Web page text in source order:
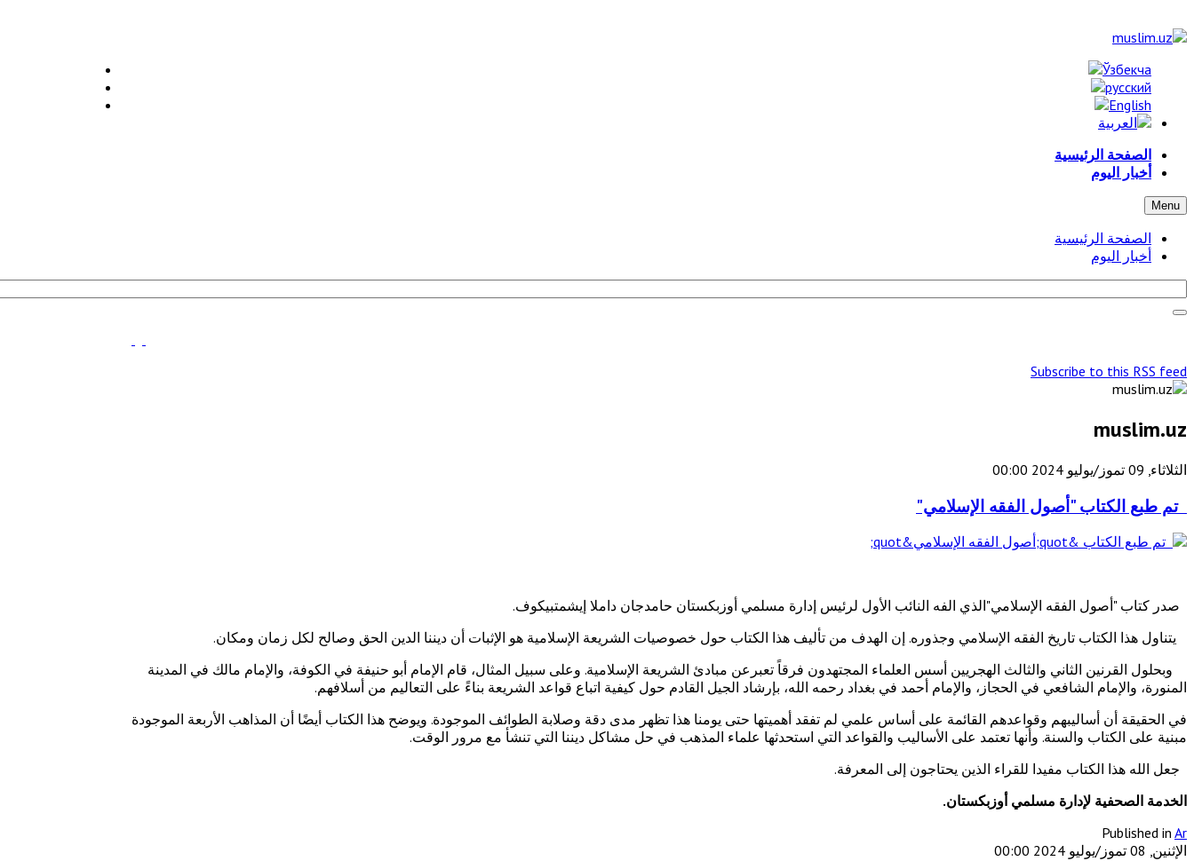
الصفحة الرئيسية
أخبار اليوم
Menu
الصفحة الرئيسية
أخبار اليوم
Subscribe to this RSS feed
muslim.uz
الثلاثاء, 09 تموز/يوليو 2024 00:00
تم طبع الكتاب "أصول الفقه الإسلامي"
صدر كتاب "أصول الفقه الإسلامي"الذي الفه النائب الأول لرئيس إدارة مسلمي أوزبكستان حامدجان داملا إيشمتبيكوف.
يتناول هذا الكتاب تاريخ الفقه الإسلامي وجذوره. إن الهدف من تأليف هذا الكتاب حول خصوصيات الشريعة الإسلامية هو الإثبات أن ديننا الدين الحق وصالح لكل زمان ومكان.
وبحلول القرنين الثاني والثالث الهجريين أسس العلماء المجتهدون فرقاً تعبرعن مبادئ الشريعة الإسلامية. وعلى سبيل المثال، قام الإمام أبو حنيفة في الكوفة، والإمام مالك في المدينة
المنورة، والإمام الشافعي في الحجاز، والإمام أحمد في بغداد رحمه الله، بإرشاد الجيل القادم حول كيفية اتباع قواعد الشريعة بناءً على التعاليم من أسلافهم.
في الحقيقة أن أساليبهم وقواعدهم القائمة على أساس علمي لم تفقد أهميتها حتى يومنا هذا تظهر مدى دقة وصلابة الطوائف الموجودة. ويوضح هذا الكتاب أيضًا أن المذاهب الأربعة الموجودة
مبنية على الكتاب والسنة. وأنها تعتمد على الأساليب والقواعد التي استحدثها علماء المذهب في حل مشاكل ديننا التي تنشأ مع مرور الوقت.
جعل الله هذا الكتاب مفيدا للقراء الذين يحتاجون إلى المعرفة.
الخدمة الصحفية لإدارة مسلمي أوزبكستان.
Published in Ar
الإثنين, 08 تموز/يوليو 2024 00:00